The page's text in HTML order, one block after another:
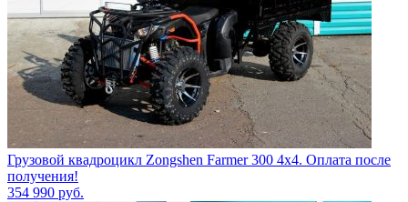
Грузовой квадроцикл Zongshen Farmer 300 4х4. Оплата после
получения!
354 990 руб.